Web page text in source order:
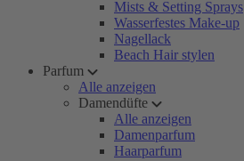
Mists & Setting Sprays
Wasserfestes Make-up
Nagellack
Beach Hair stylen
Parfum
Alle anzeigen
Damendüfte
Alle anzeigen
Damenparfum
Haarparfum